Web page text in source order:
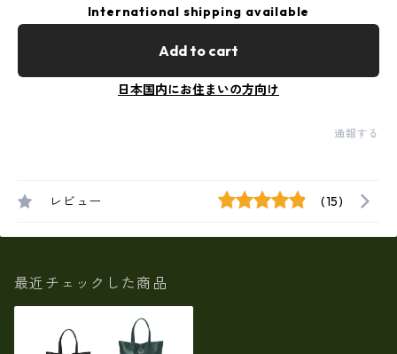
International shipping available
Add to cart
日本国内にお住まいの方向け
通報する
レビュー (15)
最近チェックした商品